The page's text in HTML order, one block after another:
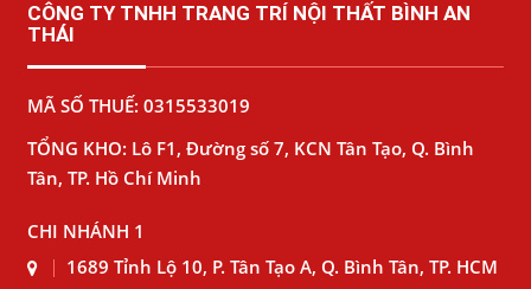
CÔNG TY TNHH TRANG TRÍ NỘI THẤT BÌNH AN
THÁI
MÃ SỐ THUẾ: 0315533019
TỔNG KHO: Lô F1, Đường số 7, KCN Tân Tạo, Q. Bình
Tân, TP. Hồ Chí Minh
CHI NHÁNH 1
1689 Tỉnh Lộ 10, P. Tân Tạo A, Q. Bình Tân, TP. HCM